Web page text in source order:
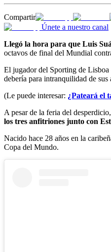
Compartir
Únete a nuestro canal
Llegó la hora para que Luis
octavos de final del Mundial
El jugador del Sporting de Lisboa
debería para intranquilidad de sus
(Le puede interesar: ¿Pateará el
A pesar de la feria del
los tres anfitriones junto con
Nacido hace 28 años en la
Copa del Mundo.